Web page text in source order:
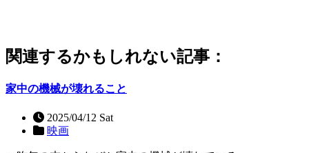
関連するかもしれない記事：
家中の機械が壊れること
2025/04/12 Sat
映画